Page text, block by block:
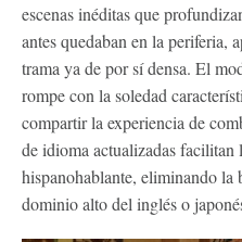
escenas inéditas que
antes quedaban en la periferia,
trama ya de por sí densa. El
rompe con la soledad
compartir la experiencia de
de idioma actualizadas
hispanohablante, eliminando la
dominio alto del inglés o